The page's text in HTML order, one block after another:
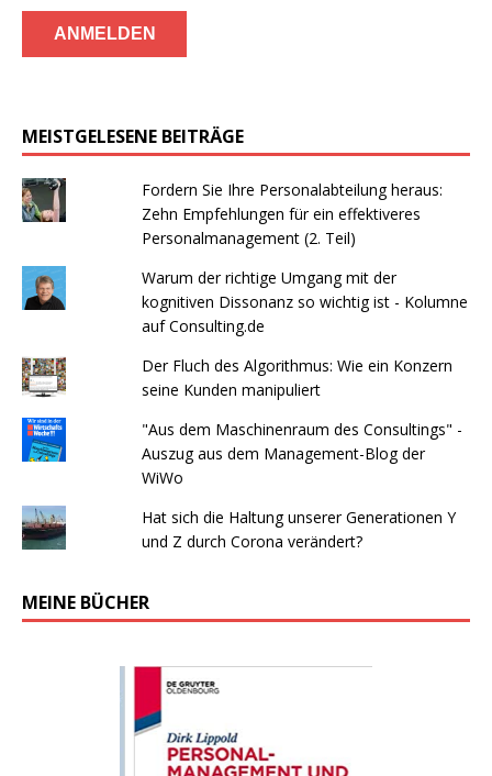
MEISTGELESENE BEITRÄGE
Fordern Sie Ihre Personalabteilung heraus:
Zehn Empfehlungen für ein effektiveres
Personalmanagement (2. Teil)
Warum der richtige Umgang mit der
kognitiven Dissonanz so wichtig ist - Kolumne
auf Consulting.de
Der Fluch des Algorithmus: Wie ein Konzern
seine Kunden manipuliert
"Aus dem Maschinenraum des Consultings" -
Auszug aus dem Management-Blog der
WiWo
Hat sich die Haltung unserer Generationen Y
und Z durch Corona verändert?
MEINE BÜCHER